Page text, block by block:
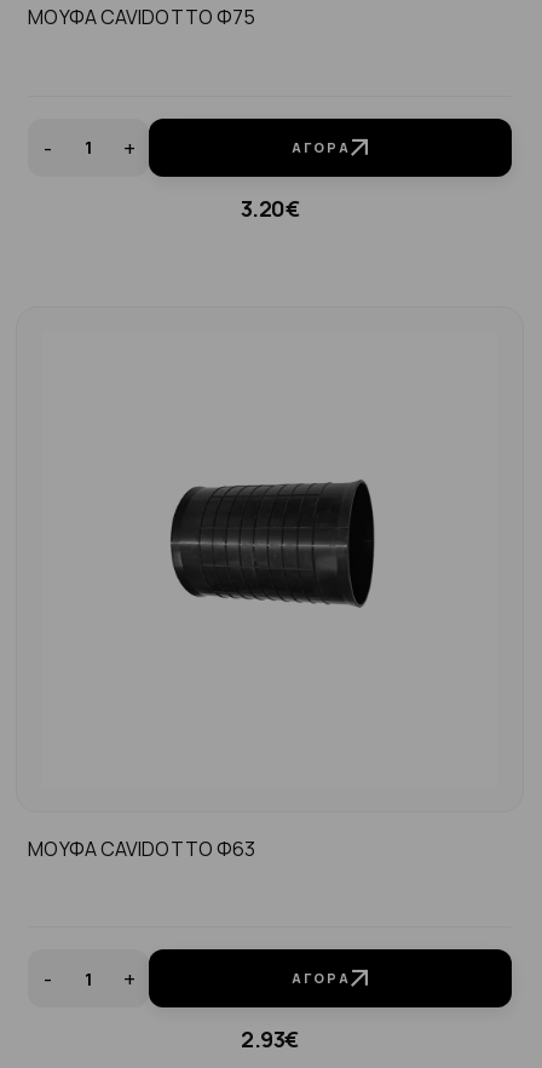
ΜΟΥΦΑ CAVIDOTTO Φ75
- + ΑΓΟΡΆ
3.20€
ΜΟΥΦΑ CAVIDOTTO Φ63
- + ΑΓΟΡΆ
2.93€